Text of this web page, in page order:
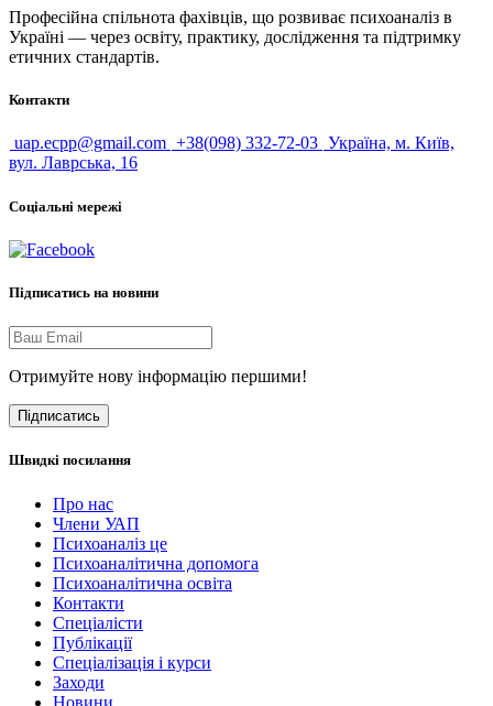
Професійна спільнота фахівців, що розвиває психоаналіз в
Україні — через освіту, практику, дослідження та підтримку
етичних стандартів.
Контакти
uap.ecpp@gmail.com +38(098) 332-72-03 Україна, м. Київ,
вул. Лаврська, 16
Соціальні мережі
Підписатись на новини
Отримуйте нову інформацію першими!
Підписатись
Швидкі посилання
Про нас
Члени УАП
Психоаналіз це
Психоаналітична допомога
Психоаналітична освіта
Контакти
Спеціалісти
Публікації
Cпеціалізація і курси
Заходи
Новини